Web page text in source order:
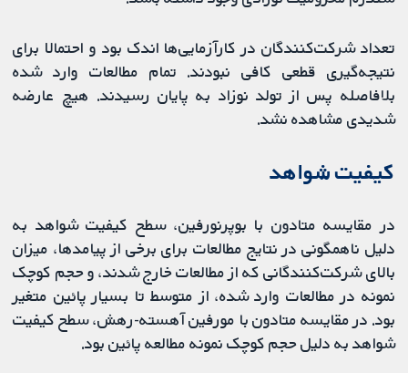
تعداد شرکت‌کنندگان در کارآزمایی‌ها اندک بود و احتمالا برای
نتیجه‌گیری قطعی کافی نبودند. تمام مطالعات وارد شده
بلافاصله پس از تولد نوزاد به پایان رسیدند. هیچ عارضه
شدیدی مشاهده نشد.
کیفیت شواهد
در مقایسه متادون با بوپرنورفین، سطح کیفیت شواهد به
دلیل ناهمگونی در نتایج مطالعات برای برخی از پیامدها، میزان
بالای شرکت‌کنندگانی که از مطالعات خارج شدند، و حجم کوچک
نمونه در مطالعات وارد شده، از متوسط تا بسیار پائین متغیر
بود. در مقایسه متادون با مورفین آهسته-رهش، سطح کیفیت
شواهد به دلیل حجم کوچک نمونه مطالعه پائین بود.